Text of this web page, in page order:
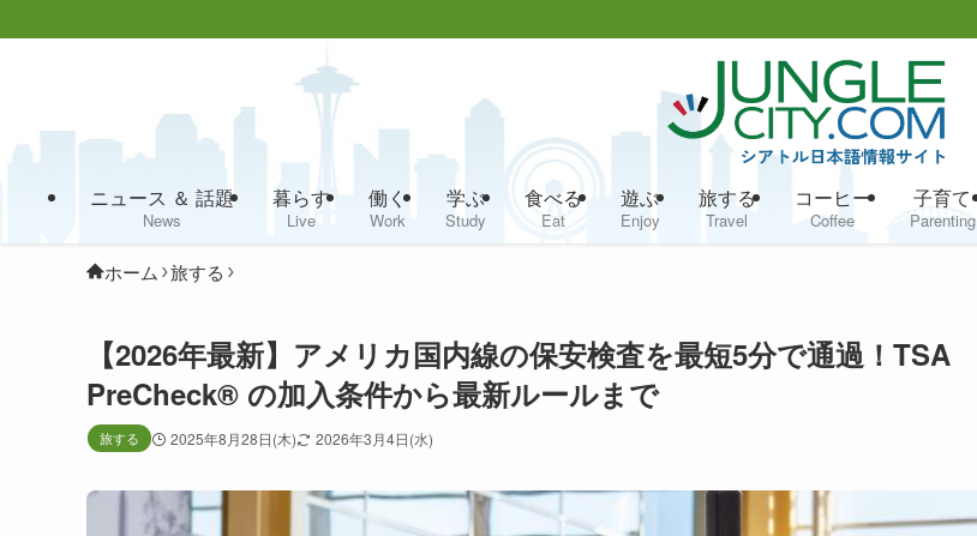
ニュース ＆ 話題
News
暮らす
Live
働く
Work
学ぶ
Study
食べる
Eat
遊ぶ
Enjoy
旅する
Travel
コーヒー
Coffee
子育て
Parenting
ホーム 旅する
【2026年最新】アメリカ国内線の保安検査を最短5分で通過！TSA
PreCheck® の加入条件から最新ルールまで
旅する 2025年8月28日(木) 2026年3月4日(水)